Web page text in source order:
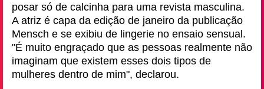
posar só de calcinha para uma revista masculina.
A atriz é capa da edição de janeiro da publicação
Mensch e se exibiu de lingerie no ensaio sensual.
"É muito engraçado que as pessoas realmente não
imaginam que existem esses dois tipos de
mulheres dentro de mim", declarou.